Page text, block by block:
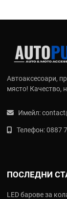
Автоаксесоари,
място! Качество,
Имейл:
Телефон:0887
ПОСЛЕДНИ
LED барове за